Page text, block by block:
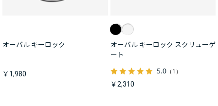
オーバル キーロック
￥1,980
オーバル キーロック スクリューゲ
ート
5.0（1）
￥2,310